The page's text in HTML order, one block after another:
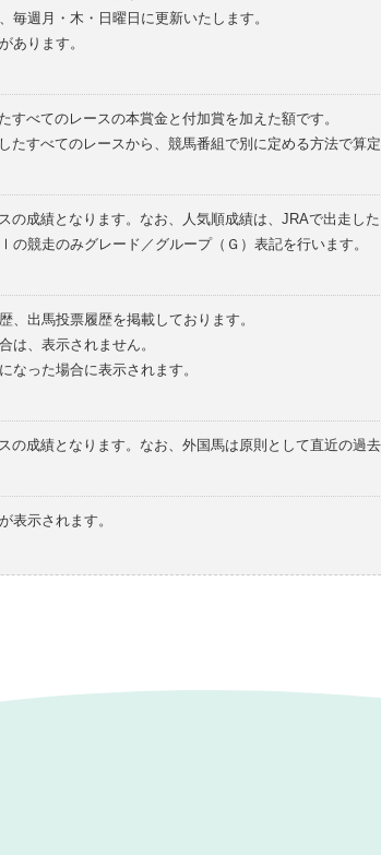
毎週月・木・日曜日に更新いたします。
あります。
すべてのレースの本賞金と付加賞を加えた額です。
たすべてのレースから、競馬番組で別に定める方法で算定
成績となります。なお、人気順成績は、JRAで出走した
競走のみグレード／グループ（Ｇ）表記を行います。
、出馬投票履歴を掲載しております。
は、表示されません。
なった場合に表示されます。
成績となります。なお、外国馬は原則として直近の過去
表示されます。